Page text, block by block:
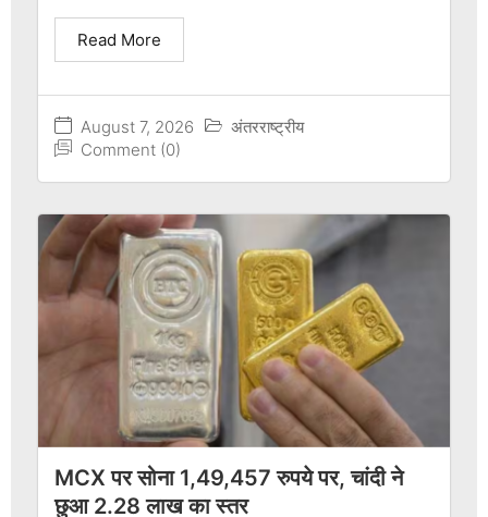
August 7, 2026
अंतरराष्ट्रीय
Comment (0)
Read More
MCX पर सोना 1,49,457 रुपये पर, चांदी ने
छुआ 2.28 लाख का स्तर